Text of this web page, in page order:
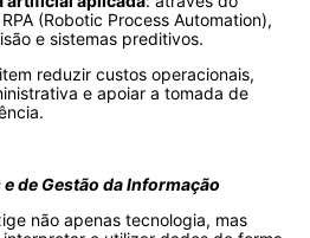
(Robotic Process Automation),
e sistemas preditivos.
reduzir custos operacionais,
e apoiar a tomada de
de Gestão da Informação
não apenas tecnologia, mas